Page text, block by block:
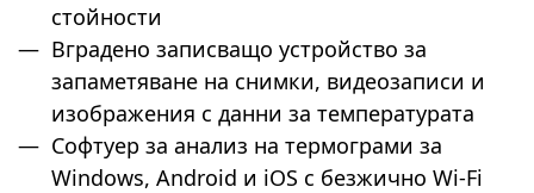
стойности
Вградено записващо устройство за
запаметяване на снимки, видеозаписи и
изображения с данни за температурата
Софтуер за анализ на термограми за
Windows, Android и iOS с безжично Wi-Fi